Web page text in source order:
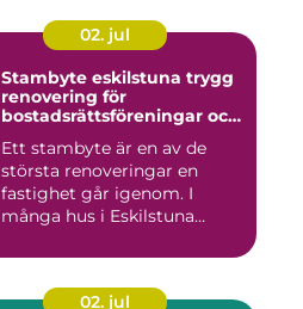
02. jul
Stambyte eskilstuna trygg
renovering för
bostadsrättsföreningar och
Ett stambyte är en av de
största renoveringar en
fastighet går igenom. I
många hus i Eskilstuna
02. jul